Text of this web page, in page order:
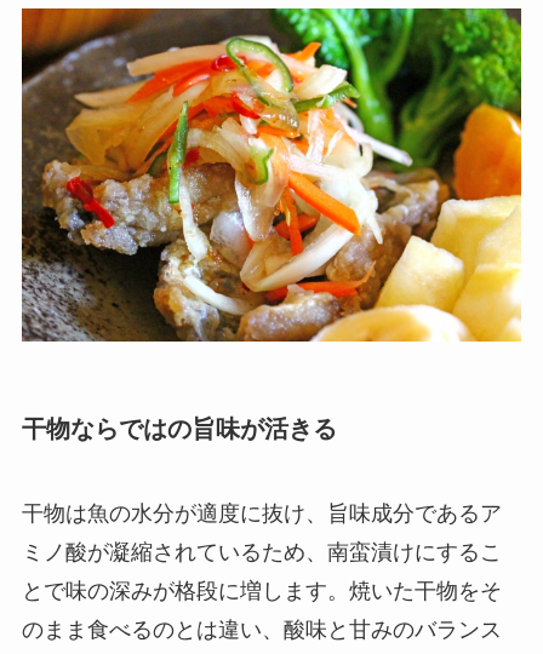
干物ならではの旨味が活きる
干物は魚の水分が適度に抜け、旨味成分であるア
ミノ酸が凝縮されているため、南蛮漬けにするこ
とで味の深みが格段に増します。焼いた干物をそ
のまま食べるのとは違い、酸味と甘みのバランス